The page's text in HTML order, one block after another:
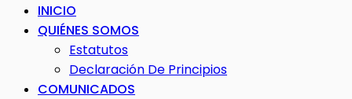
INICIO
QUIÉNES SOMOS
Estatutos
Declaración De Principios
COMUNICADOS